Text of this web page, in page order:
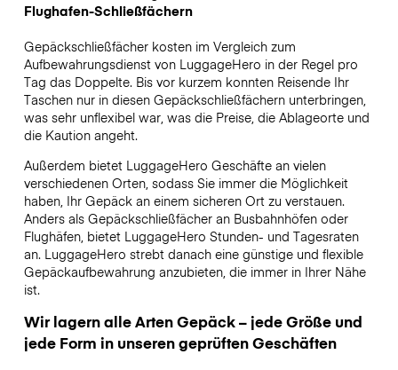
Flughafen-Schließfächern
Gepäckschließfächer kosten im Vergleich zum
Aufbewahrungsdienst von LuggageHero in der Regel pro
Tag das Doppelte. Bis vor kurzem konnten Reisende Ihr
Taschen nur in diesen Gepäckschließfächern unterbringen,
was sehr unflexibel war, was die Preise, die Ablageorte und
die Kaution angeht.
Außerdem bietet LuggageHero Geschäfte an vielen
verschiedenen Orten, sodass Sie immer die Möglichkeit
haben, Ihr Gepäck an einem sicheren Ort zu verstauen.
Anders als Gepäckschließfächer an Busbahnhöfen oder
Flughäfen, bietet LuggageHero Stunden- und Tagesraten
an. LuggageHero strebt danach eine günstige und flexible
Gepäckaufbewahrung anzubieten, die immer in Ihrer Nähe
ist.
Wir lagern alle Arten Gepäck – jede Größe und
jede Form in unseren geprüften Geschäften